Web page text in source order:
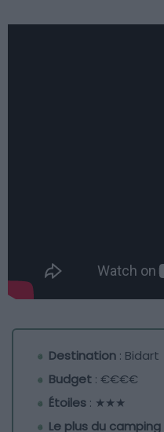
Destination : Bidart
Budget : €€€€
Étoiles : ★★★
Le plus du camping